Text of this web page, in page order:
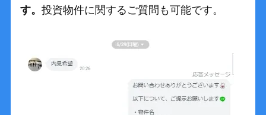
す。 投資物件に関するご質問も可能です。